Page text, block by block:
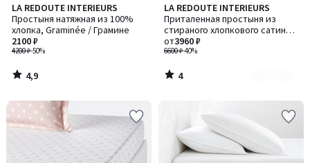
LA REDOUTE INTERIEURS
Простыня натяжная из 100%
хлопка, Graminée / Грамине
4200 ₽-50%
2100 ₽
4,9
/ 5
4,9
/
LA REDOUTE INTERIEURS
Приталенная простыня из
стираного хлопкового сатина
плотностью 118 нитей/см², в
полоску Victor /Викт
6600 ₽-40%
от3960 ₽
4
/
5
Количество
цветов:
3
4
/